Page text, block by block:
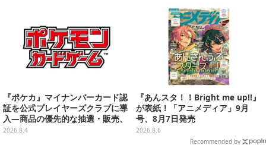
『ポケカ』マイナンバーカード認
証を公式プレイヤーズクラブに導
入―商品の優先的な抽選・販売、
公式大会への参加申し込みに活用
2026.8.4
『あんスタ！！Bright me up!!』
が表紙！「アニメディア」9月
号、8月7日発売
2026.8.6
Recommended by